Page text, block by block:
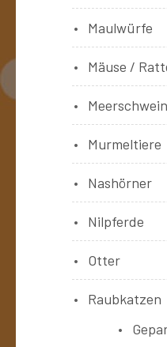
Maulwürfe
Mäuse /
Murmeltiere
Nashörner
Nilpferde
Otter
Raubkatzen